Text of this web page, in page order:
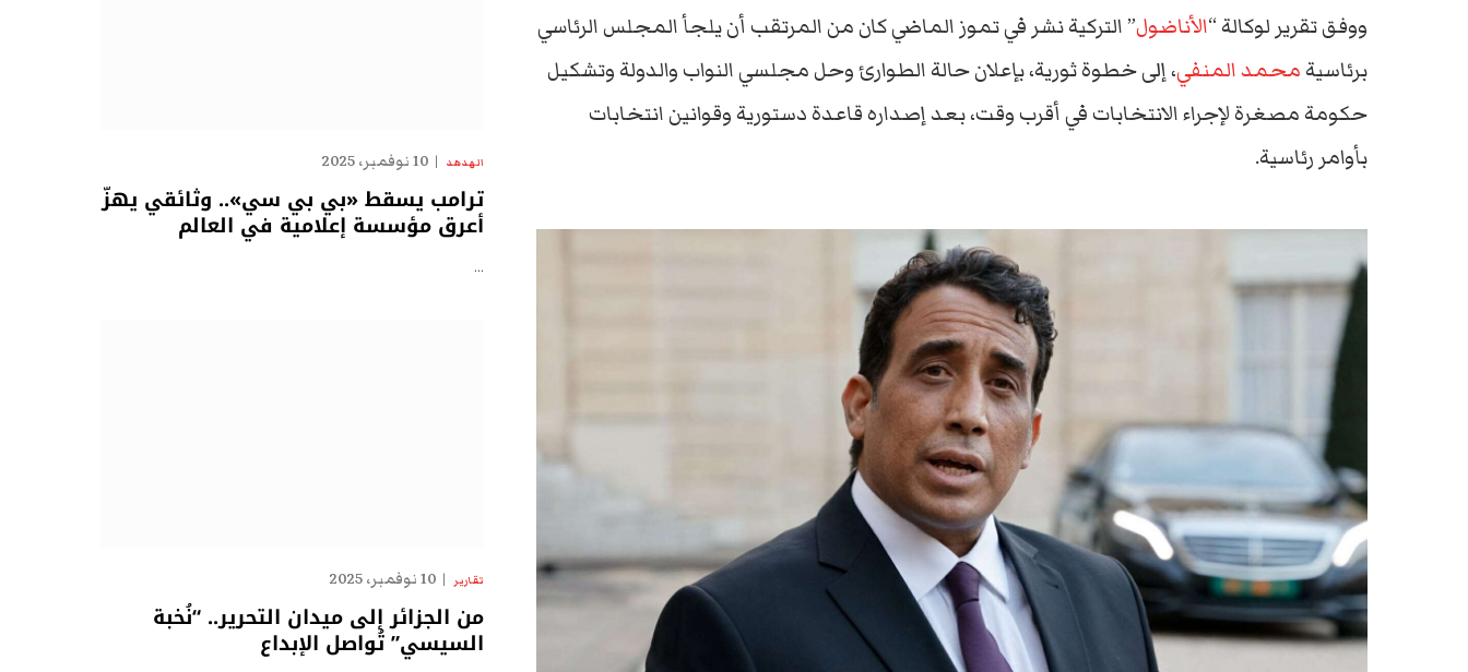
ووفق تقرير لوكالة “الأناضول” التركية نشر في تموز الماضي كان من المرتقب أن يلجأ المجلس الرئاسي
برئاسيةمحمد المنفي، إلى خطوة ثورية، بإعلان حالة الطوارئ وحل مجلسي النواب والدولة وتشكيل
حكومة مصغرة لإجراء الانتخابات في أقرب وقت، بعد إصداره قاعدة دستورية وقوانين انتخابات
بأوامر رئاسية.
الهدهد 10 نوفمبر، 2025
ترامب يسقط «بي بي سي».. وثائقي يهزّ
أعرق مؤسسة إعلامية في العالم
…
تقارير 10 نوفمبر، 2025
من الجزائر إلى ميدان التحرير.. “نُخبة
السيسي” تُواصل الإبداع